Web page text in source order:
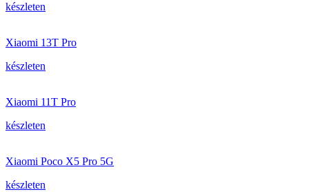
készleten
Xiaomi 13T Pro
készleten
Xiaomi 11T Pro
készleten
Xiaomi Poco X5 Pro 5G
készleten